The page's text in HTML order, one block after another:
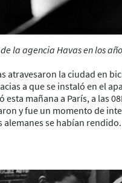
la agencia Havas en los
atravesaron la ciudad en
a que se instaló en el
mañana a París, a las
y fue un momento de
se habían rendido.